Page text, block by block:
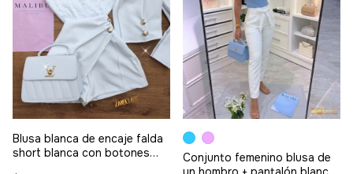
Blusa blanca de encaje falda
short blanca con botones
Conjunto femenino blusa de